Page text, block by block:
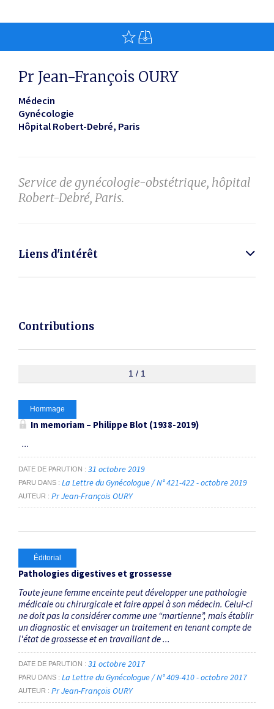
Pr Jean-François OURY
Médecin
Gynécologie
Hôpital Robert-Debré Paris
Service de gynécologie-obstétrique, hôpital
Robert-Debré, Paris.
Liens d'intérêt
Contributions
1 / 1
Hommage
In memoriam – Philippe Blot (1938-2019)
...
DATE DE PARUTION 31 octobre 2019
PARU DANS La Lettre du Gynécologue / N° 421-422 - octobre 2019
AUTEUR Pr Jean-François OURY
Éditorial
Pathologies digestives et grossesse
Toute jeune femme enceinte peut développer une pathologie
médicale ou chirurgicale et faire appel à son médecin. Celui-ci
ne doit pas la considérer comme une “martienne”, mais établir
un diagnostic et envisager un traitement en tenant compte de
l'état de grossesse et en travaillant de ...
DATE DE PARUTION 31 octobre 2017
PARU DANS La Lettre du Gynécologue / N° 409-410 - octobre 2017
AUTEUR Pr Jean-François OURY